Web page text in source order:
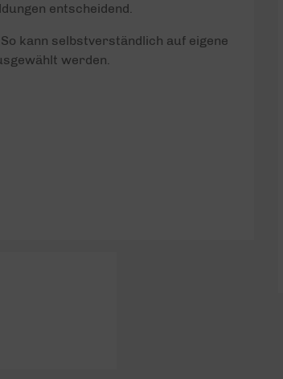
entscheidend.
kann selbstverständlich auf eigene
werden.